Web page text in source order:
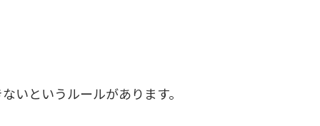
いというルールがあります。